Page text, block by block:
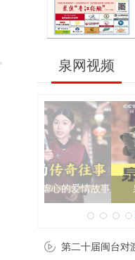
泉网视频
泉州肉粽亮相